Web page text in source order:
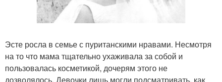
Эсте росла в семье с пуританскими нравами. Несмотря
на то что мама тщательно ухаживала за собой и
пользовалась косметикой, дочерям этого не